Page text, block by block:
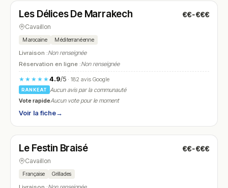
N° 4
Les Délices De Marrakech €€-€€€
Cavaillon
Marocaine Méditerranéenne
Livraison :Non renseignée
Réservation en ligne :Non renseignée
★★★★★4.9/5· 182 avis Google
RANKEAT
Aucun avis par la communauté
Vote rapideAucun vote pour le moment
Voir la fiche→
N° 5
Le Festin Braisé €€-€€€
Cavaillon
Française Grillades